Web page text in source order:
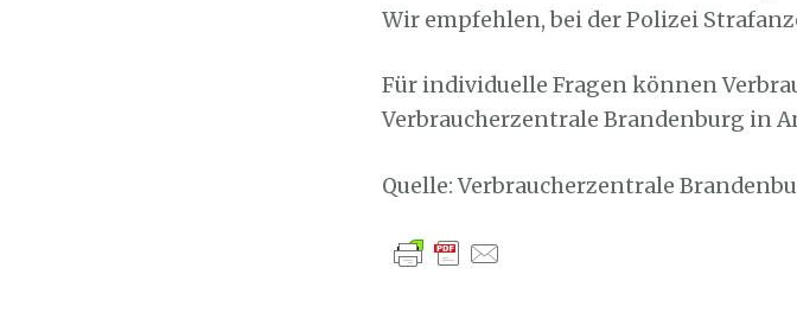
Wir empfehlen, bei der Polizei
Für individuelle Fragen können
Verbraucherzentrale Brandenburg in
Quelle: Verbraucherzentrale